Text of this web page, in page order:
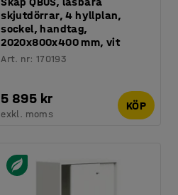
skjutdörrar, 4 hyllplan,
sockel, handtag,
2020x800x400 mm, vit
Art. nr: 170193
5 895 kr
exkl. moms
KÖP